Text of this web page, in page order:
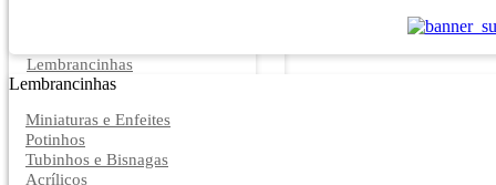
Lembrancinhas
Lembrancinhas
Miniaturas e Enfeites
Potinhos
Tubinhos e Bisnagas
Acrílicos